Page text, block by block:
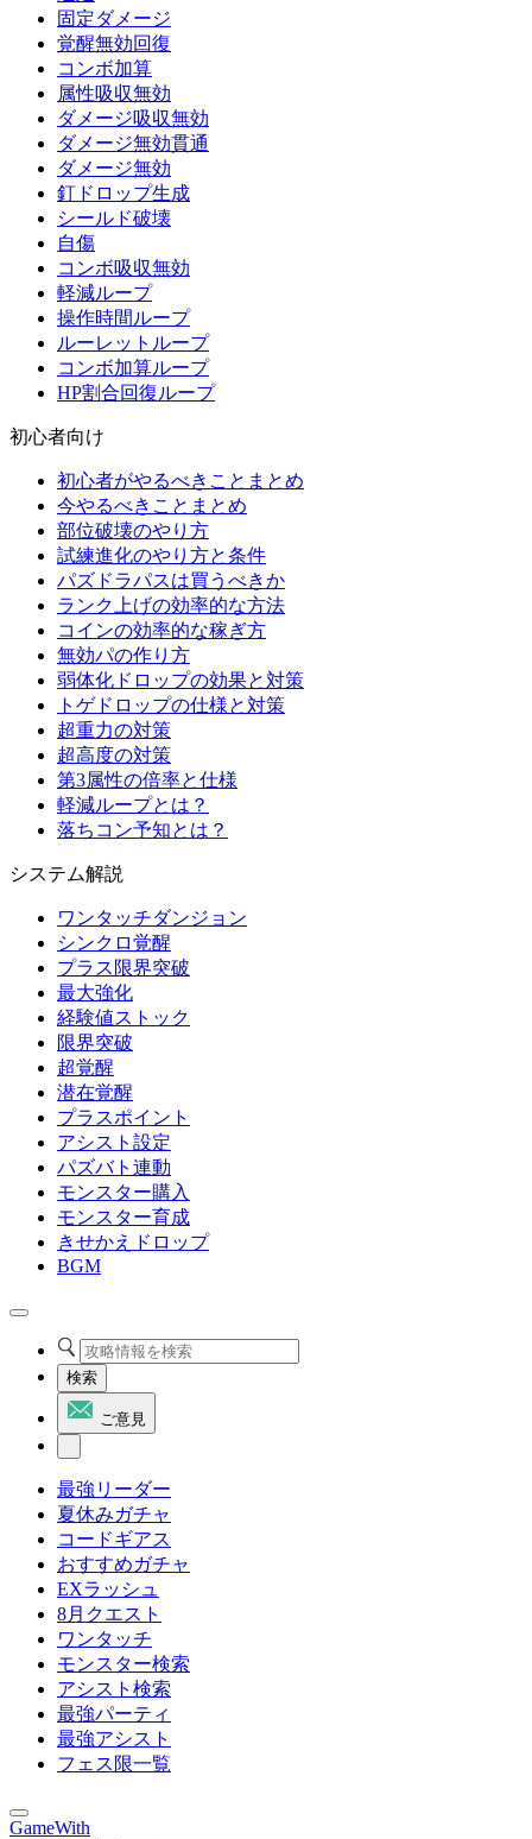
固定ダメージ
覚醒無効回復
コンボ加算
属性吸収無効
ダメージ吸収無効
ダメージ無効貫通
ダメージ無効
釘ドロップ生成
シールド破壊
自傷
コンボ吸収無効
軽減ループ
操作時間ループ
ルーレットループ
コンボ加算ループ
HP割合回復ループ
初心者向け
初心者がやるべきことまとめ
今やるべきことまとめ
部位破壊のやり方
試練進化のやり方と条件
パズドラパスは買うべきか
ランク上げの効率的な方法
コインの効率的な稼ぎ方
無効パの作り方
弱体化ドロップの効果と対策
トゲドロップの仕様と対策
超重力の対策
超高度の対策
第3属性の倍率と仕様
軽減ループとは？
落ちコン予知とは？
システム解説
ワンタッチダンジョン
シンクロ覚醒
プラス限界突破
最大強化
経験値ストック
限界突破
超覚醒
潜在覚醒
プラスポイント
アシスト設定
パズバト連動
モンスター購入
モンスター育成
きせかえドロップ
BGM
検索
ご意見
最強リーダー
夏休みガチャ
コードギアス
おすすめガチャ
EXラッシュ
8月クエスト
ワンタッチ
モンスター検索
アシスト検索
最強パーティ
最強アシスト
フェス限一覧
GameWith